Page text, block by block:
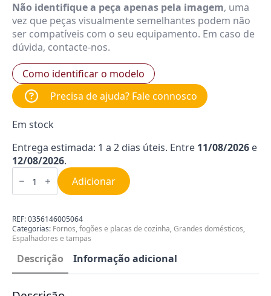
Não identifique a peça apenas pela imagem, uma
vez que peças visualmente semelhantes podem não
ser compatíveis com o seu equipamento. Em caso de
dúvida, contacte-nos.
Como identificar o modelo
Precisa de ajuda? Fale connosco
Em stock
Entrega estimada: 1 a 2 dias úteis. Entre 11/08/2026 e
12/08/2026.
Quantidade
de
GT
75
mm
Adicionar
REF:0356146005064
Categorias: Fornos, fogões e placas de cozinha,Grandes domésticos,
Espalhadores e tampas
Descrição Informação adicional